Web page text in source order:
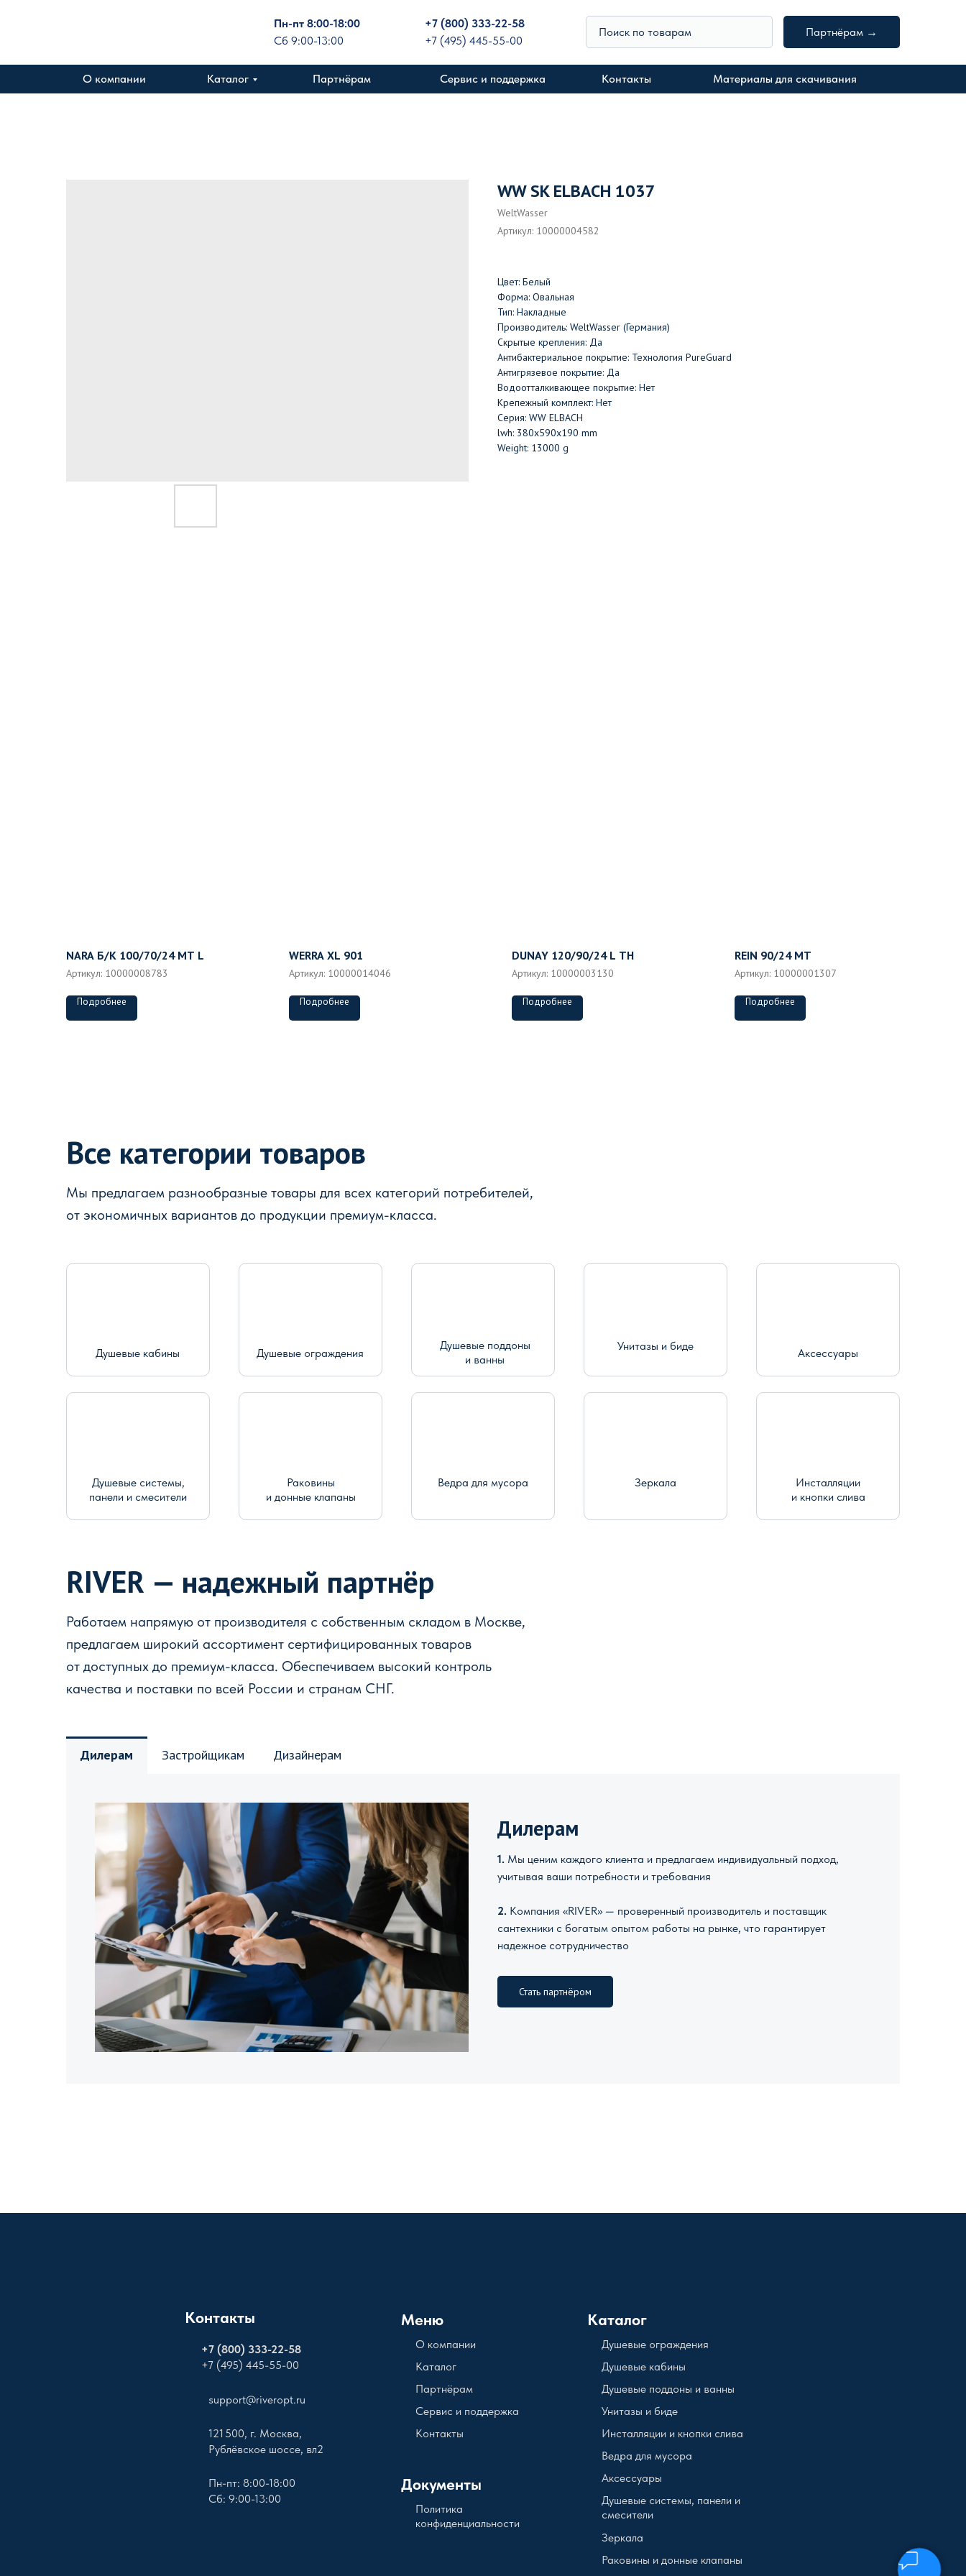
Партнёрам →
О компании Материалы для скачивания
Каталог Партнёрам Сервис и поддержка Контакты
Пн-пт 8:00-18:00
Сб 9:00-13:00
+7 (800) 333-22-58
+7 (495) 445-55-00
Поиск по товарам
WW SK ELBACH 1037
WeltWasser
Артикул: 10000004582
Цвет: Белый
Форма: Овальная
Тип: Накладные
Производитель: WeltWasser (Германия)
Скрытые крепления: Да
Антибактериальное покрытие: Технология PureGuard
Антигрязевое покрытие: Да
Водоотталкивающее покрытие: Нет
Крепежный комплект: Нет
Серия: WW ELBACH
lwh: 380x590x190 mm
Weight: 13000 g
NARA Б/К 100/70/24 MT L
Артикул: 10000008783
Подробнее
WERRA XL 901
Артикул: 10000014046
Подробнее
DUNAY 120/90/24 L ТН
Артикул: 10000003130
Подробнее
REIN 90/24 MT
Артикул: 10000001307
Подробнее
Все категории товаров
Мы предлагаем разнообразные товары для всех категорий потребителей,
от экономичных вариантов до продукции премиум-класса.
Душевые системы,
панели и смесители
Ведра для мусора
Душевые кабины
Зеркала
Душевые ограждения
Раковины
и донные клапаны
Аксессуары
Инсталляции
и кнопки слива
Унитазы и биде
Душевые поддоны
и ванны
RIVER — надежный партнёр
Работаем напрямую от производителя с собственным складом в Москве,
предлагаем широкий ассортимент сертифицированных товаров
от доступных до премиум-класса. Обеспечиваем высокий контроль
качества и поставки по всей России и странам СНГ.
Дилерам Застройщикам Дизайнерам
Дилерам
1. Мы ценим каждого клиента и предлагаем индивидуальный подход,
учитывая ваши потребности и требования
2. Компания «RIVER» — проверенный производитель и поставщик
сантехники с богатым опытом работы на рынке, что гарантирует
надежное сотрудничество
Стать партнёром
Контакты
+7 (800) 333-22-58
+7 (495) 445-55-00
support@riveropt.ru
Меню
121 500, г. Москва,
Рублёвское шоссе, вл2
О компании
Документы
Пн-пт: 8:00-18:00
Сб: 9:00-13:00
Каталог
Политика
конфиденциальности
Партнёрам
Сервис и поддержка
Контакты
Каталог
Душевые кабины
Душевые поддоны и ванны
Унитазы и биде
Инсталляции и кнопки слива
Ведра для мусора
Аксессуары
Душевые системы, панели и
смесители
Зеркала
Раковины и донные клапаны
Душевые ограждения